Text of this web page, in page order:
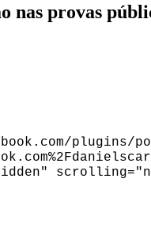
nas provas
plugins/